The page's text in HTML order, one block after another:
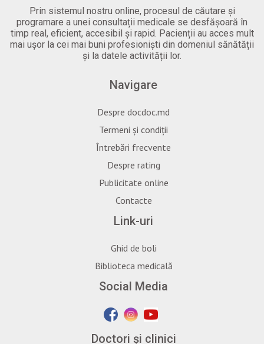
Prin sistemul nostru online, procesul de căutare și
programare a unei consultații medicale se desfășoară în
timp real, eficient, accesibil și rapid. Pacienții au acces mult
mai ușor la cei mai buni profesioniști din domeniul sănătății
și la datele activității lor.
Navigare
Despre docdoc.md
Termeni și condiții
Întrebări frecvente
Despre rating
Publicitate online
Contacte
Link-uri
Ghid de boli
Biblioteca medicală
Social Media
Doctori și clinici